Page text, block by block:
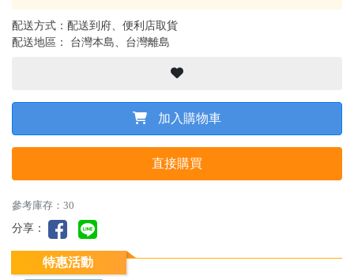
配送方式：配送到府、便利店取貨
配送地區： 台灣本島、台灣離島
加入購物車
直接購買
參考庫存：30
分享：
特惠活動